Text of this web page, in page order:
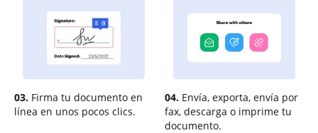
03. Firma tu documento en
línea en unos pocos clics.
04. Envía, exporta, envía por
fax, descarga o imprime tu
documento.